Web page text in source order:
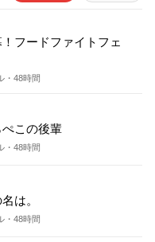
フードファイトフェ
・ 48時間
この後輩
・ 48時間
は。
・ 48時間